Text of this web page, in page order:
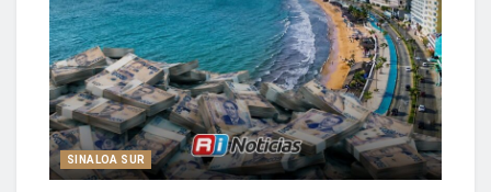
SINALOA SUR